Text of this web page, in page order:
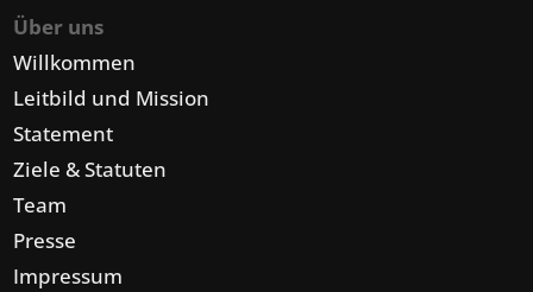
Über uns
Willkommen
Leitbild und Mission
Statement
Ziele & Statuten
Team
Presse
Impressum